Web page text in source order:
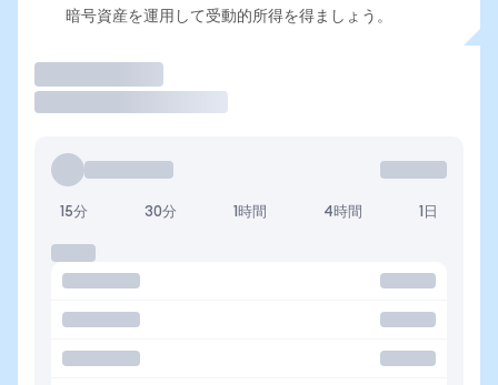
暗号資産を運用して受動的所得を得ましょう。
15分 30分 1時間 4時間 1日